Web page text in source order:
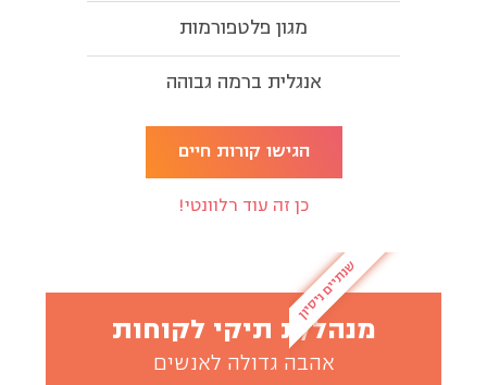
מגון פלטפורמות
אנגלית ברמה גבוהה
הגישו קורות חיים
כן זה עוד רלוונטי!
שנתיים ניסיון
מנהל/ת תיקי לקוחות
אהבה גדולה לאנשים